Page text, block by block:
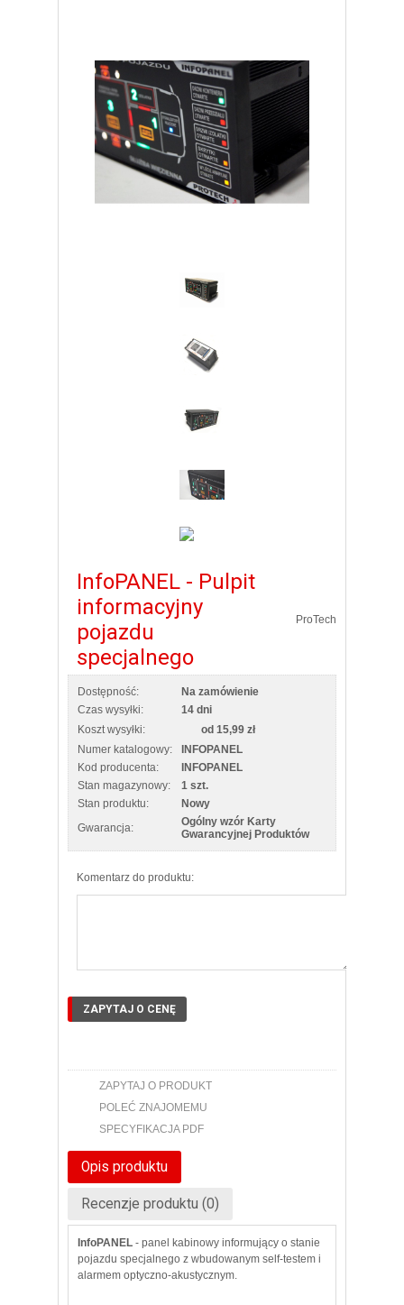
InfoPANEL - Pulpit
informacyjny
pojazdu
specjalnego
ProTech
Dostępność:
Na zamówienie
Czas wysyłki:
14 dni
Koszt wysyłki:
od 15,99 zł
Numer katalogowy:
INFOPANEL
Kod producenta:
INFOPANEL
Stan magazynowy:
1 szt.
Stan produktu:
Nowy
Gwarancja:
Ogólny wzór Karty
Gwarancyjnej Produktów
Komentarz do produktu:
ZAPYTAJ O CENĘ
ZAPYTAJ O PRODUKT
POLEĆ ZNAJOMEMU
SPECYFIKACJA PDF
Opis produktu
Recenzje produktu (0)
InfoPANEL - panel kabinowy informujący o stanie
pojazdu specjalnego z wbudowanym self-testem i
alarmem optyczno-akustycznym.